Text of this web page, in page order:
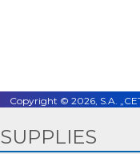
Copyright © 2026, S.A.
SUPPLIES